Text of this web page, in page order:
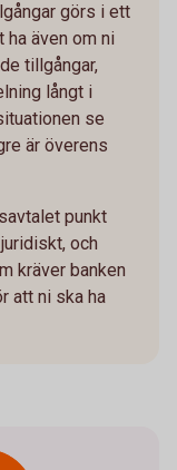
görs i ett
ha även om ni
tillgångar,
långt i
se
är överens
punkt
och
kräver banken
att ni ska ha